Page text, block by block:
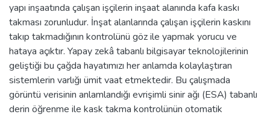
yapı inşaatında çalışan işçilerin inşaat alanında kafa kaskı
takması zorunludur. İnşat alanlarında çalışan işçilerin kaskını
takıp takmadığının kontrolünü göz ile yapmak yorucu ve
hataya açıktır. Yapay zekâ tabanlı bilgisayar teknolojilerinin
geliştiği bu çağda hayatımızı her anlamda kolaylaştıran
sistemlerin varlığı ümit vaat etmektedir. Bu çalışmada
görüntü verisinin anlamlandığı evrişimli sinir ağı (ESA) tabanlı
derin öğrenme ile kask takma kontrolünün otomatik